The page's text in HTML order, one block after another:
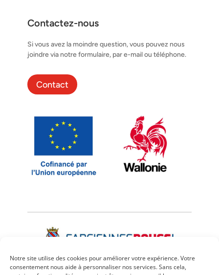
Notre site utilise des cookies pour améliorer votre expérience. Votre
consentement nous aide à personnaliser nos services. Sans cela,
Contactez-nous
Si vous avez la moindre question, vous pouvez nous
joindre via notre formulaire, par e-mail ou téléphone.
Contact
Mentions légales– Confidentialité–Cookies– CGU–CGV